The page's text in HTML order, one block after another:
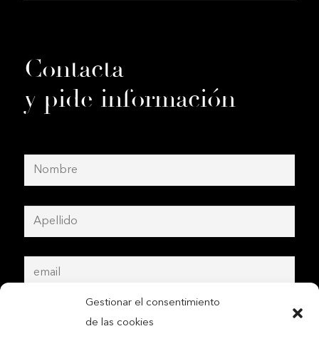
Gestionar el consentimiento
de las cookies
Contacta
y pide información